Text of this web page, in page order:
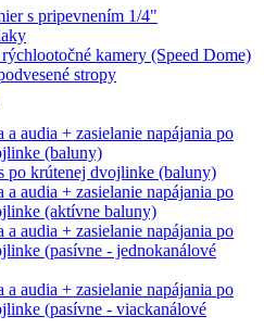
s pripevnením 1/4"
kamery (Speed Dome)
stropy
a audia + zasielanie napájania po
(baluny)
po krútenej dvojlinke (baluny)
a audia + zasielanie napájania po
(aktívne baluny)
a audia + zasielanie napájania po
(pasívne - jednokanálové
a audia + zasielanie napájania po
(pasívne - viackanálové